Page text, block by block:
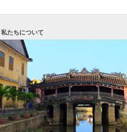
私たちについて